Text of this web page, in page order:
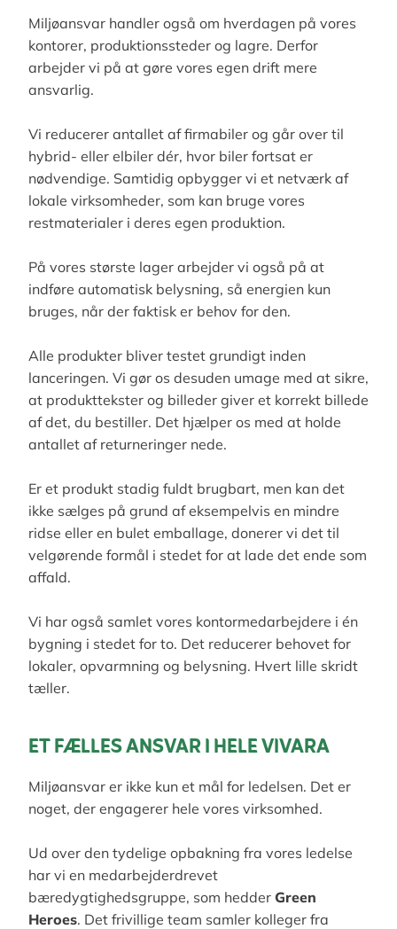
Miljøansvar handler også om hverdagen på vores
kontorer, produktionssteder og lagre. Derfor
arbejder vi på at gøre vores egen drift mere
ansvarlig.
Vi reducerer antallet af firmabiler og går over til
hybrid- eller elbiler dér, hvor biler fortsat er
nødvendige. Samtidig opbygger vi et netværk af
lokale virksomheder, som kan bruge vores
restmaterialer i deres egen produktion.
På vores største lager arbejder vi også på at
indføre automatisk belysning, så energien kun
bruges, når der faktisk er behov for den.
Alle produkter bliver testet grundigt inden
lanceringen. Vi gør os desuden umage med at sikre,
at produkttekster og billeder giver et korrekt billede
af det, du bestiller. Det hjælper os med at holde
antallet af returneringer nede.
Er et produkt stadig fuldt brugbart, men kan det
ikke sælges på grund af eksempelvis en mindre
ridse eller en bulet emballage, donerer vi det til
velgørende formål i stedet for at lade det ende som
affald.
Vi har også samlet vores kontormedarbejdere i én
bygning i stedet for to. Det reducerer behovet for
lokaler, opvarmning og belysning. Hvert lille skridt
tæller.
ET FÆLLES ANSVAR I HELE VIVARA
Miljøansvar er ikke kun et mål for ledelsen. Det er
noget, der engagerer hele vores virksomhed.
Ud over den tydelige opbakning fra vores ledelse
har vi en medarbejderdrevet
bæredygtighedsgruppe, som hedder Green
Heroes. Det frivillige team samler kolleger fra